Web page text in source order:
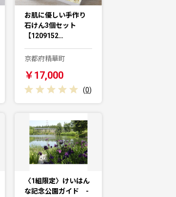
お肌に優しい手作り
石けん3個セット
【1209152…
京都府精華町
￥17,000
(0)
〈1組限定〉けいはん
な記念公園ガイド -